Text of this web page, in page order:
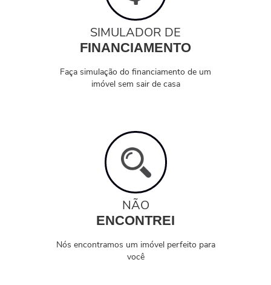
SIMULADOR DE
FINANCIAMENTO
Faça simulação do financiamento de um
imóvel sem sair de casa
NÃO
ENCONTREI
Nós encontramos um imóvel perfeito para
você